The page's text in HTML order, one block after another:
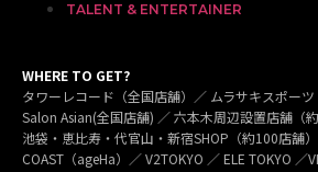
TALENT & ENTERTAINER
WHERE TO GET?
タワーレコード（全国店舗）／ ムラサキスポー
Salon Asian(全国店舗) ／ 六本木周辺設置店舗（
池袋・恵比寿・代官山・新宿SHOP（約100店舗
COAST（ageHa）／ V2TOKYO ／ ELE TOKYO ／